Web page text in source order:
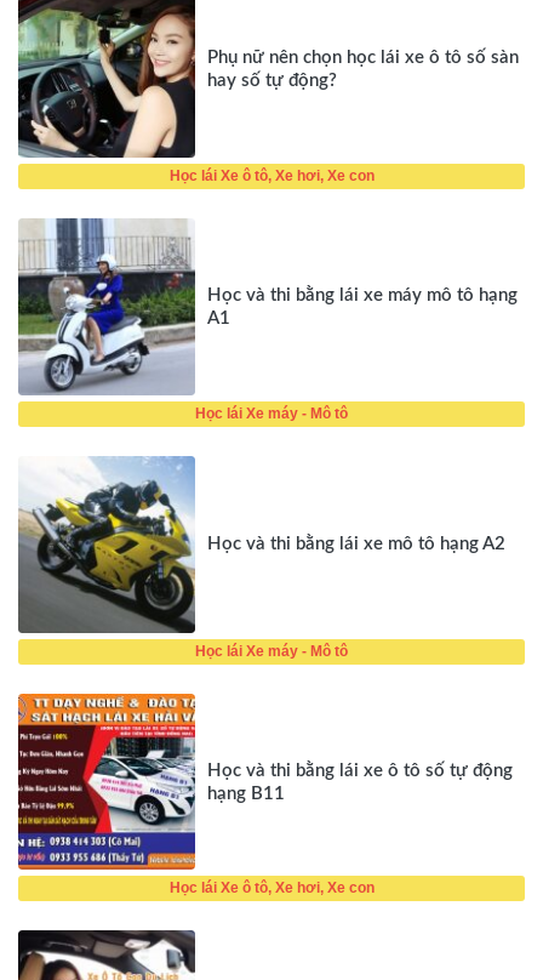
Phụ nữ nên chọn học lái xe ô tô số sàn
hay số tự động?
Học lái Xe ô tô, Xe hơi, Xe con
Học và thi bằng lái xe máy mô tô hạng
A1
Học lái Xe máy - Mô tô
Học và thi bằng lái xe mô tô hạng A2
Học lái Xe máy - Mô tô
Học và thi bằng lái xe ô tô số tự động
hạng B11
Học lái Xe ô tô, Xe hơi, Xe con